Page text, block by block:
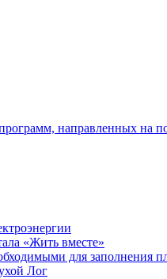
направленных на
«Жить вместе»
для
Лог